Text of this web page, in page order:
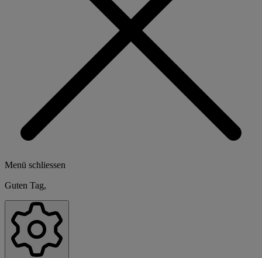
Menü schliessen
Guten Tag,